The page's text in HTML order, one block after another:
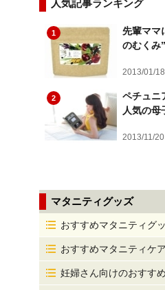
人気記事ランキング
1
先輩ママ
のむくみ
2013/01/18
2
ペチュニ
人気の母
2013/11/20
マタニティグッズ
おすすめマタニティグ
おすすめマタニティケ
妊婦さん向けのおすす